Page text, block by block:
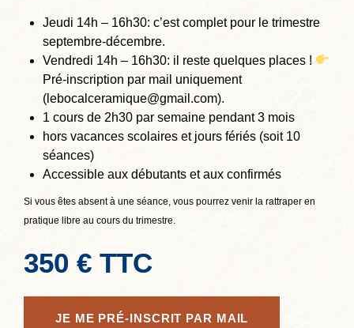
Jeudi 14h – 16h30: c’est complet pour le trimestre
septembre-décembre.
Vendredi 14h – 16h30: il reste quelques places !
Pré-inscription par mail uniquement
(lebocalceramique@gmail.com).
1 cours de 2h30 par semaine pendant 3 mois
hors vacances scolaires et jours fériés (soit 10
séances)
Accessible aux débutants et aux confirmés
Si vous êtes absent à une séance, vous pourrez venir la rattraper en
pratique libre au cours du trimestre.
350 € TTC
JE ME PRÉ-INSCRIT PAR MAIL